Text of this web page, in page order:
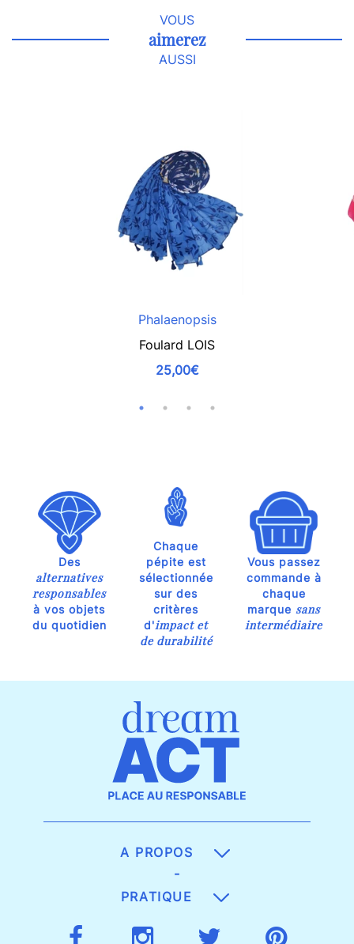
VOUS
aimerez
AUSSI
Phalaenopsis
Foulard LOIS
25,00€
Des
alternatives
responsables
à vos objets
du quotidien
Chaque
pépite est
sélectionnée
sur des
critères
d'impact et
de durabilité
Vous passez
commande à
chaque
marque sans
intermédiaire
A PROPOS
-
PRATIQUE